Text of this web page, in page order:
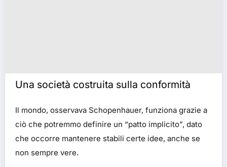
Una società costruita sulla conformità
Il mondo, osservava Schopenhauer, funziona grazie a
ciò che potremmo definire un “patto implicito”, dato
che occorre mantenere stabili certe idee, anche se
non sempre vere.